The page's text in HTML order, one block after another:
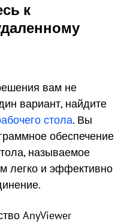
к
вам не
вариант, найдите
стола. Вы
обеспечение
называемое
легко и эффективно
AnyViewer